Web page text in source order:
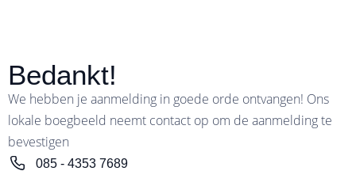
Bedankt!
We hebben je aanmelding in goede orde ontvangen! Ons
lokale boegbeeld neemt contact op om de aanmelding te
bevestigen
085 - 4353 7689